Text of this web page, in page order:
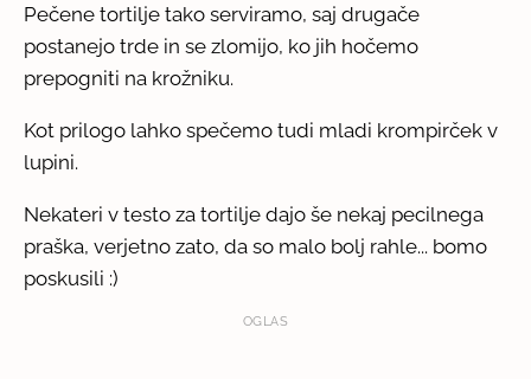
Pečene tortilje tako serviramo, saj drugače
postanejo trde in se zlomijo, ko jih hočemo
prepogniti na krožniku.
Kot prilogo lahko spečemo tudi mladi krompirček v
lupini.
Nekateri v testo za tortilje dajo še nekaj pecilnega
praška, verjetno zato, da so malo bolj rahle... bomo
poskusili :)
OGLAS